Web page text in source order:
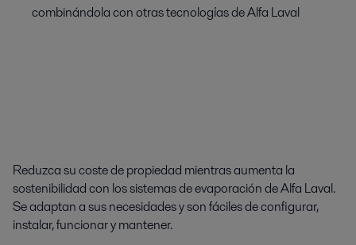
combinándola con otras tecnologías de Alfa Laval
Reduzca su coste de propiedad mientras aumenta la
sostenibilidad con los sistemas de evaporación de Alfa Laval.
Se adaptan a sus necesidades y son fáciles de configurar,
instalar, funcionar y mantener.